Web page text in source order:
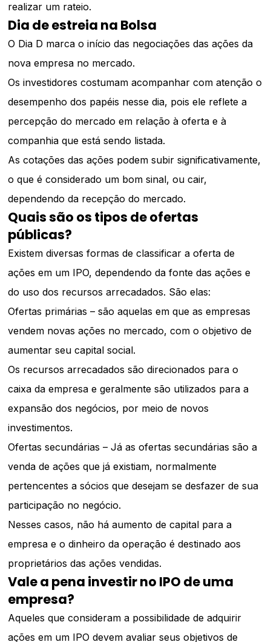
realizar um rateio.
Dia de estreia na Bolsa
O Dia D marca o início das negociações das ações da
nova empresa no mercado.
Os investidores costumam acompanhar com atenção o
desempenho dos papéis nesse dia, pois ele reflete a
percepção do mercado em relação à oferta e à
companhia que está sendo listada.
As cotações das ações podem subir significativamente,
o que é considerado um bom sinal, ou cair,
dependendo da recepção do mercado.
Quais são os tipos de ofertas
públicas?
Existem diversas formas de classificar a oferta de
ações em um IPO, dependendo da fonte das ações e
do uso dos recursos arrecadados. São elas:
Ofertas primárias – são aquelas em que as empresas
vendem novas ações no mercado, com o objetivo de
aumentar seu capital social.
Os recursos arrecadados são direcionados para o
caixa da empresa e geralmente são utilizados para a
expansão dos negócios, por meio de novos
investimentos.
Ofertas secundárias – Já as ofertas secundárias são a
venda de ações que já existiam, normalmente
pertencentes a sócios que desejam se desfazer de sua
participação no negócio.
Nesses casos, não há aumento de capital para a
empresa e o dinheiro da operação é destinado aos
proprietários das ações vendidas.
Vale a pena investir no IPO de uma
empresa?
Aqueles que consideram a possibilidade de adquirir
ações em um IPO devem avaliar seus objetivos de